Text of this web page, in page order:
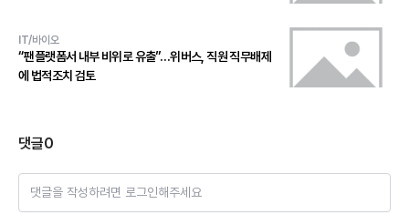
IT/바이오
“팬플랫폼서 내부 비위로 유출”…위버스, 직원 직무배제
에 법적조치 검토
댓글0
댓글을 작성하려면 로그인해주세요